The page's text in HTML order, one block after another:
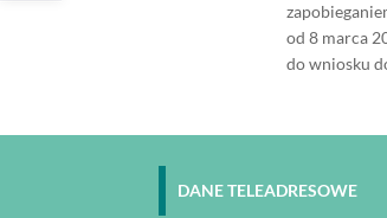
od 8 marca
do wniosku
DANE TELEADRESOWE